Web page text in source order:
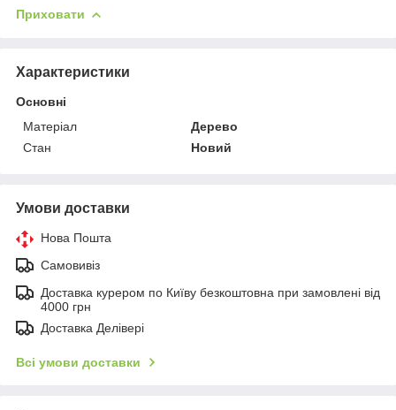
Приховати
Характеристики
Основні
Матеріал
Дерево
Стан
Новий
Умови доставки
Нова Пошта
Самовивіз
Доставка курером по Київу безкоштовна при замовлені від
4000 грн
Доставка Делівері
Всі умови доставки